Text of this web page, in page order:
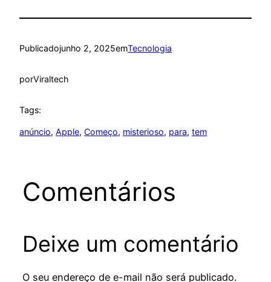
Publicadojunho 2, 2025emTecnologia
porViraltech
Tags:
anúncio, Apple, Começo, misterioso, para, tem
Comentários
Deixe um comentário
O seu endereço de e-mail não será publicado.